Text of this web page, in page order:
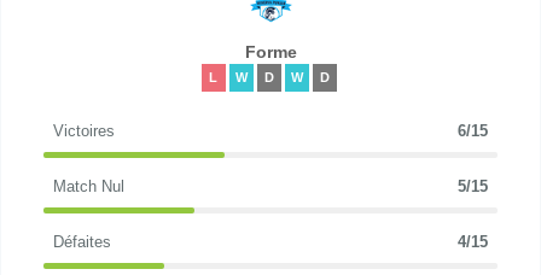
Forme
L W D W D
Victoires 6/15
Match Nul 5/15
Défaites 4/15